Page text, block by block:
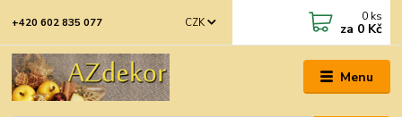
Menu
CZK
+420 602 835 077 0 ks
za 0 Kč